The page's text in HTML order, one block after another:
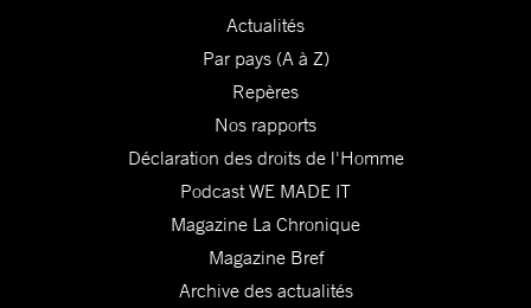
Actualités
Par pays (A à Z)
Repères
Nos rapports
Déclaration des droits de l'Homme
Podcast WE MADE IT
Magazine La Chronique
Magazine Bref
Archive des actualités